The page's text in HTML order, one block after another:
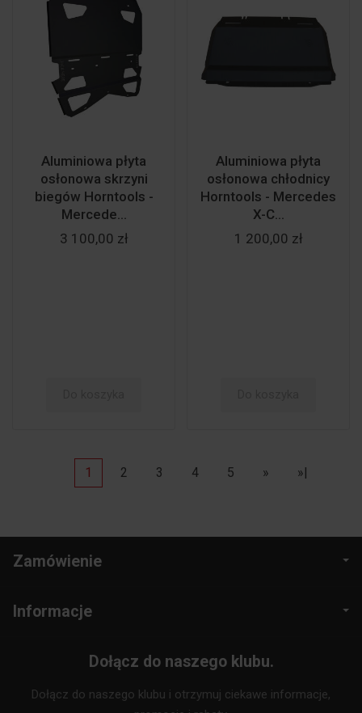
Aluminiowa płyta
osłonowa skrzyni
biegów Horntools -
Mercede...
3 100,00 zł
Aluminiowa płyta
osłonowa chłodnicy
Horntools - Mercedes
X-C...
1 200,00 zł
1 2 3 4 5 » »|
Zamówienie
Informacje
Dołącz do naszego klubu.
Dołącz do naszego klubu i otrzymuj ciekawe informacje,